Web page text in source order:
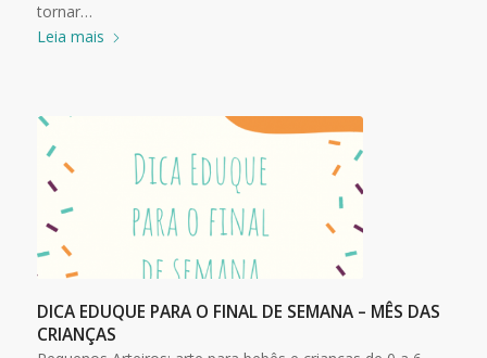
tornar…
Leia mais
DICA EDUQUE PARA O FINAL DE SEMANA – MÊS DAS
CRIANÇAS